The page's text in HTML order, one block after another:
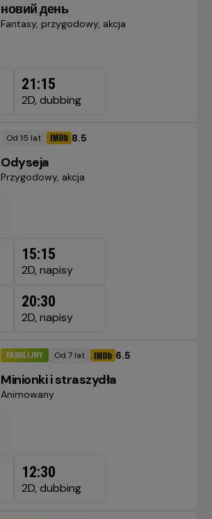
новий день
Gatunek
Fantasy, przygodowy, akcja
21:15
2D, dubbing
Minimalny
Od 15 lat OCENA HELIOS
8.5
Odyseja
Gatunek
Przygodowy, akcja
15:15
2D, napisy
20:30
2D, napisy
FAMILIJNY
Minimalny
Od 7 lat OCENA HELIOS
6.5
Minionki i straszydła
Gatunek
Animowany
12:30
2D, dubbing